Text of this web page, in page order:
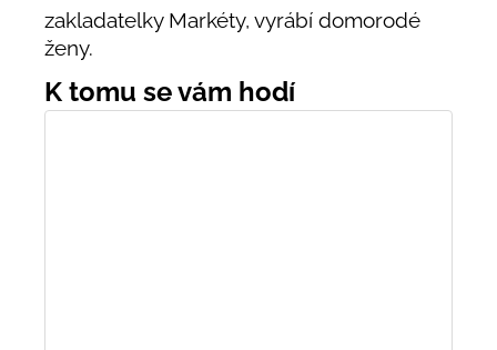
zakladatelky Markéty, vyrábí domorodé
ženy.